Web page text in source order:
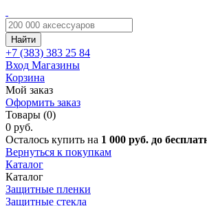
Найти
+7 (383) 383 25 84
Вход Магазины
Корзина
Мой заказ
Оформить заказ
Товары (0)
0 руб.
Осталось купить на 1 000 руб. до
Вернуться к покупкам
Каталог
Каталог
Защитные пленки
Защитные стекла